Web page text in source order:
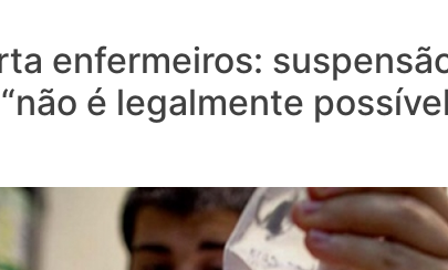
enfermeiros:
é legalmente